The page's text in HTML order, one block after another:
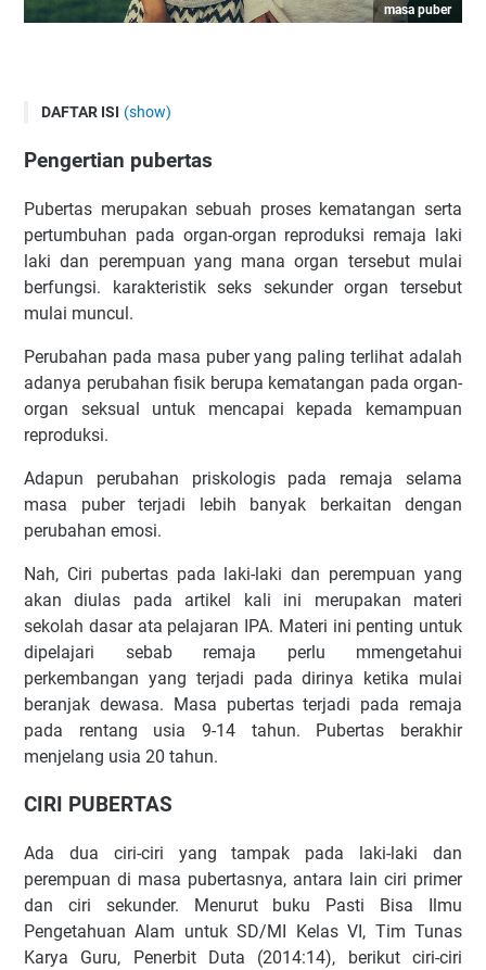
masa puber
DAFTAR ISI (show)
perempuanmasa puber
CIRI PUBERTAS
Ciri Pubertas pada Laki-laki dan Perempuan dari Fisiknya
CIRI PRIMER PADA LAKI-LAKI
Ciri-ciri Pubertas pada Perempuan yang Tampak
CIRI PRIMER PADA PEREMPUAN
Akhir kata
Pengertian pubertas
Pubertas merupakan sebuah proses kematangan serta
pertumbuhan pada organ-organ reproduksi remaja laki
laki dan perempuan yang mana organ tersebut mulai
berfungsi. karakteristik seks sekunder organ tersebut
mulai muncul.
Perubahan pada masa puber yang paling terlihat adalah
adanya perubahan fisik berupa kematangan pada organ-
organ seksual untuk mencapai kepada kemampuan
reproduksi.
Adapun perubahan priskologis pada remaja selama
masa puber terjadi lebih banyak berkaitan dengan
perubahan emosi.
Nah, Ciri pubertas pada laki-laki dan perempuan yang
akan diulas pada artikel kali ini merupakan materi
sekolah dasar ata pelajaran IPA. Materi ini penting untuk
dipelajari sebab remaja perlu mmengetahui
perkembangan yang terjadi pada dirinya ketika mulai
beranjak dewasa. Masa pubertas terjadi pada remaja
pada rentang usia 9-14 tahun. Pubertas berakhir
menjelang usia 20 tahun.
CIRI PUBERTAS
Ada dua ciri-ciri yang tampak pada laki-laki dan
perempuan di masa pubertasnya, antara lain ciri primer
dan ciri sekunder. Menurut buku Pasti Bisa Ilmu
Pengetahuan Alam untuk SD/MI Kelas VI, Tim Tunas
Karya Guru, Penerbit Duta (2014:14), berikut ciri-ciri